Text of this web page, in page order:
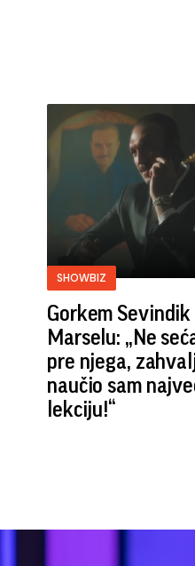
SHOWBIZ
Gorkem Sevindik
Marselu: „Ne
pre njega,
naučio sam
lekciju!“